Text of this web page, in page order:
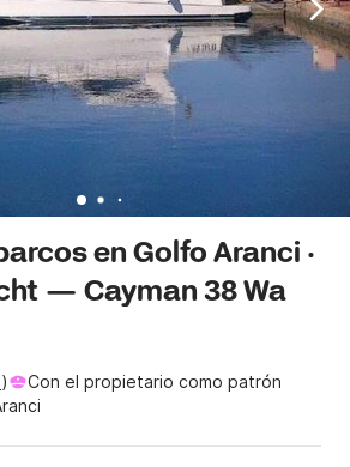
en Golfo Aranci ·
— Cayman 38 Wa
)
Con el propietario como patrón